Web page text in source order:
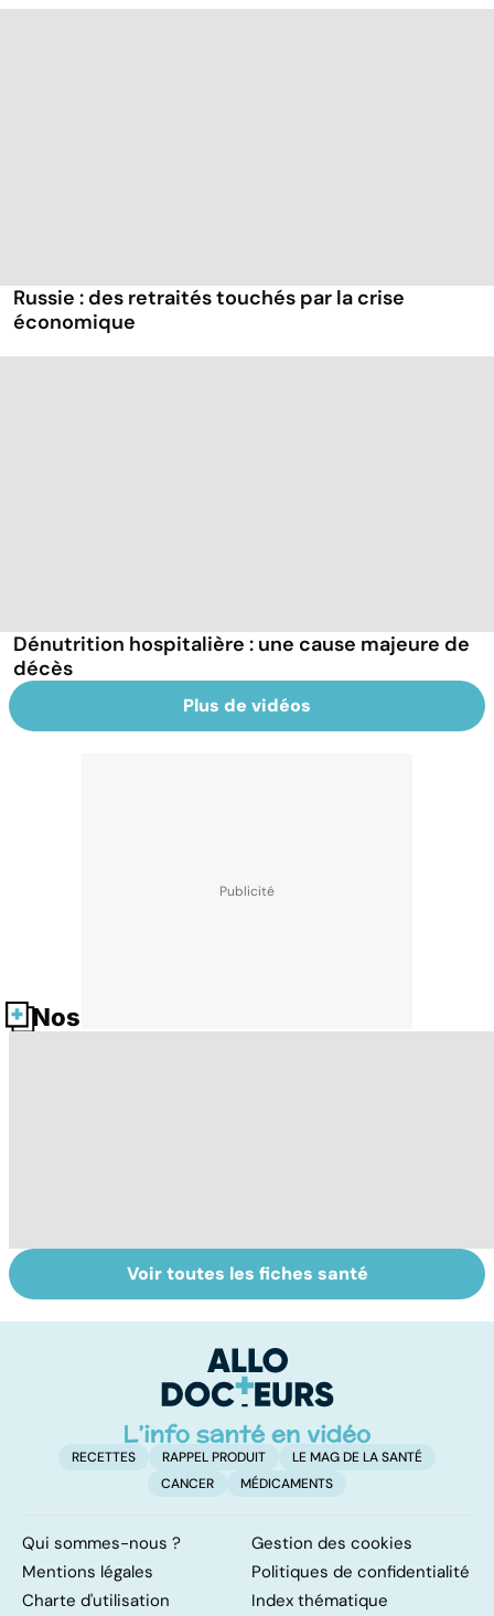
Russie : des retraités touchés par la crise
économique
Dénutrition hospitalière : une cause majeure de
décès
Plus de vidéos
Nos fiches santé
Faire du sport à
domicile, c'est
Don de gamètes :
le pour et le
levée de
l'anonymat
Voir toutes les fiches santé
RECETTES RAPPEL PRODUIT
LE MAG DE LA SANTÉ
CANCER
MÉDICAMENTS
Qui sommes-nous ?
Gestion des cookies
Mentions légales
Politiques de confidentialité
Charte d'utilisation
Index thématique